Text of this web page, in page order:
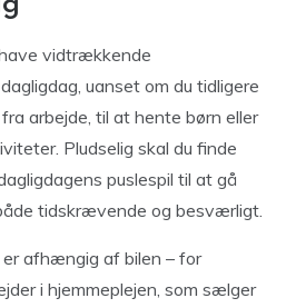
vidtrækkende
uanset om du tidligere
arbejde, til at hente børn eller
Pludselig skal du finde
puslespil til at gå
tidskrævende og besværligt.
er afhængig af bilen – for
i hjemmeplejen, som sælger